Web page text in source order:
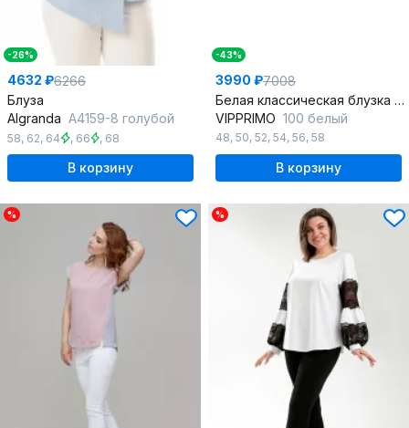
-26%
4632 ₽6266
Блуза
Algranda A4159-8 голубой
58, 62, 64 , 66 , 68
В корзину
-43%
3990 ₽7008
Белая классическая блузка из ткани решелье с нагрудным карманом
VIPPRIMO 100 белый
48, 50, 52, 54, 56, 58
В корзину
% %